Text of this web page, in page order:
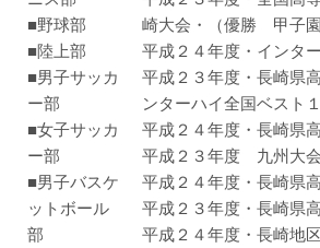
■野球部
■陸上部
■男子サッカ
ー部
■女子サッカ
ー部
■男子バスケ
ットボール
部
崎大会・（優勝 甲子園
平成２４年度・インタ
平成２３年度・長崎県
ンターハイ全国ベスト
平成２４年度・長崎県
平成２３年度 九州大
平成２４年度・長崎県
平成２３年度・長崎県
平成２４年度・長崎地